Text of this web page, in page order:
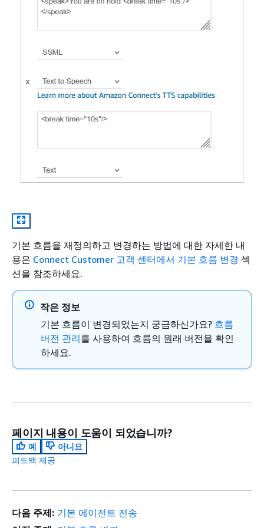
기본 흐름을 재정의하고 변경하는 방법에 대한 자세한 내
용은 Connect Customer 고객 센터에서 기본 흐름 변경 섹
션을 참조하세요.
작은 정보
기본 흐름이 변경되었는지 궁금하신가요? 흐름
버전 관리를 사용하여 흐름의 원래 버전을 확인
하세요.
페이지 내용이 도움이 되었습니까?
예
아니요
피드백 제공
다음 주제: 기본 에이전트 전송